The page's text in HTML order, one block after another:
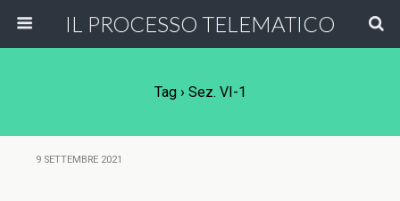
IL PROCESSO TELEMATICO
Tag › Sez. VI-1
9 SETTEMBRE 2021